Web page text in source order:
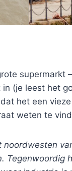
supermarkt
(je leest het
het een
weten te
Tegenwoordig